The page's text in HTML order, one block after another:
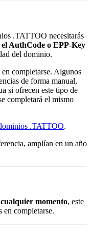
.TATTOO necesitarás
AuthCode o EPP-Key
del dominio.
en completarse. Algunos
de forma manual,
si ofrecen este tipo de
completará el mismo
.TATTOO.
amplían en un año
cualquier momento, este
en completarse.